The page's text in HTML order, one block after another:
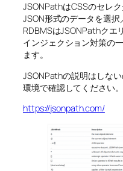
JSONPathはCSSのセレ
JSON形式のデータを選
RDBMSはJSONPathクエ
インジェクション対策の
ます。
JSONPathの説明はしな
環境で確認してください。
https://jsonpath.com/